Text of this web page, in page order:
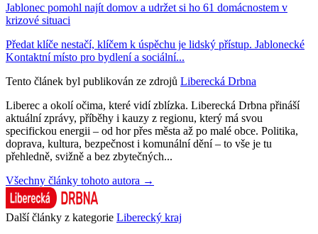
Jablonec pomohl najít domov a udržet si ho 61 domácnostem v
krizové situaci
Předat klíče nestačí, klíčem k úspěchu je lidský přístup. Jablonecké
Kontaktní místo pro bydlení a sociální...
Tento článek byl publikován ze zdrojů Liberecká Drbna
Liberec a okolí očima, které vidí zblízka. Liberecká Drbna přináší
aktuální zprávy, příběhy i kauzy z regionu, který má svou
specifickou energii – od hor přes města až po malé obce. Politika,
doprava, kultura, bezpečnost i komunální dění – to vše je tu
přehledně, svižně a bez zbytečných...
Všechny články tohoto autora →
Další články z kategorie Liberecký kraj